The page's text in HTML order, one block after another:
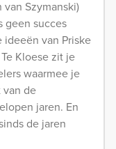
Szymanski)
geen succes
ideeën van Priske
Kloese zit je
waarmee je
de
jaren. En
de jaren